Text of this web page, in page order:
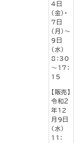
4日
（金）・
7日
（月）～
9日
（水）
8：30
～17：
15
【販売】
令和２
年12
月9日
（水）
11：